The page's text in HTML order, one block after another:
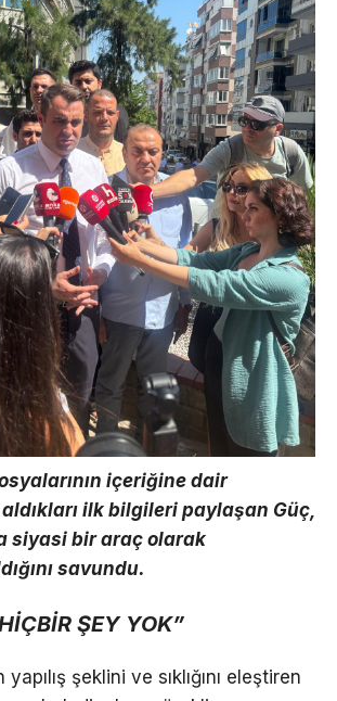
içeriğine dair
ilk bilgileri paylaşan Güç,
siyasi bir araç olarak
savundu.
ŞEY YOK”
şeklini ve sıklığını eleştiren